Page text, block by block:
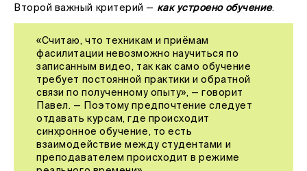
Второй важный критерий — как устроено обучение.
«Считаю, что техникам и приёмам
фасилитации невозможно научиться по
записанным видео, так как само обучение
требует постоянной практики и обратной
связи по полученному опыту», — говорит
Павел. — Поэтому предпочтение следует
отдавать курсам, где происходит
синхронное обучение, то есть
взаимодействие между студентами и
преподавателем происходит в режиме